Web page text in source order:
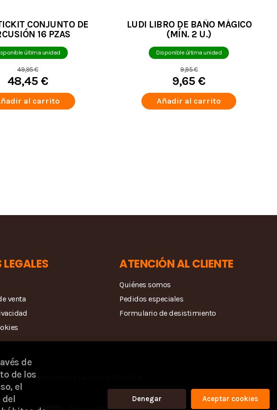
CONJUNTO DE
16 PZAS
última unidad
49,95 €
48,45 €
al carrito
LUDI LIBRO DE BAÑO MÁGICO
(MÍN. 2 U.)
Disponible última unidad
9,95 €
9,65 €
Añadir al carrito
venta
ATENCIÓN AL CLIENTE
Quiénes somos
Pedidos especiales
Formulario de desistimiento
Ministerio de Cultura y Deporte.
de
de los
el
Denegar Aceptar cookies